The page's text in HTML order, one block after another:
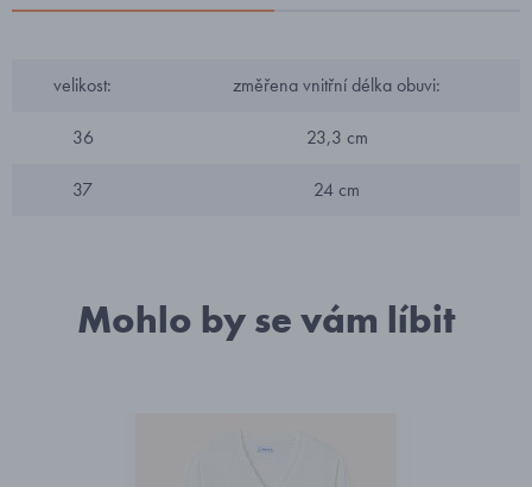
velikost: změřena vnitřní délka obuvi:
36 23,3 cm
37 24 cm
Mohlo by se vám líbit